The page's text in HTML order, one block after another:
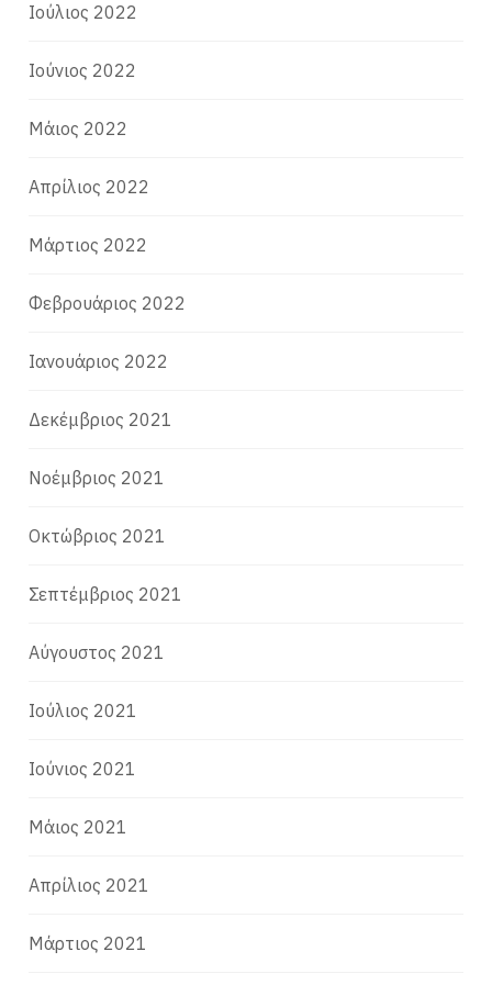
Ιούλιος 2022
Ιούνιος 2022
Μάιος 2022
Απρίλιος 2022
Μάρτιος 2022
Φεβρουάριος 2022
Ιανουάριος 2022
Δεκέμβριος 2021
Νοέμβριος 2021
Οκτώβριος 2021
Σεπτέμβριος 2021
Αύγουστος 2021
Ιούλιος 2021
Ιούνιος 2021
Μάιος 2021
Απρίλιος 2021
Μάρτιος 2021